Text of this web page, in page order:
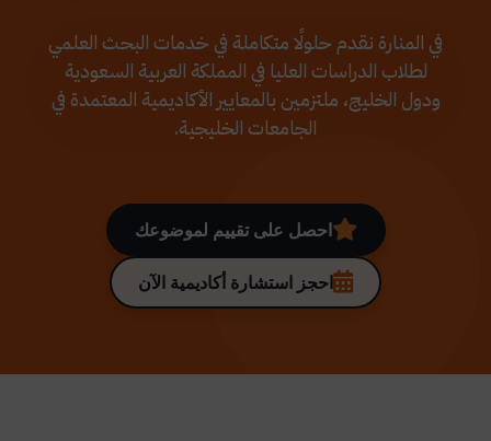
في المنارة نقدم حلولًا متكاملة في خدمات البحث العلمي
لطلاب الدراسات العليا في المملكة العربية السعودية
ودول الخليج، ملتزمين بالمعايير الأكاديمية المعتمدة في
الجامعات الخليجية.
احصل على تقييم لموضوعك
احجز استشارة أكاديمية الآن